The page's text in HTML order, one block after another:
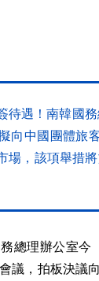
待遇！南韓國
向中國團體旅
場，該項舉措
總理辦公室今
議，拍板決議